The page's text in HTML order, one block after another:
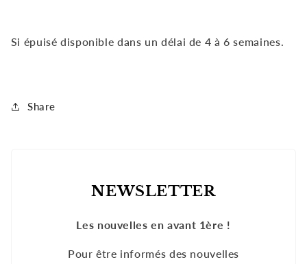
Si épuisé disponible dans un délai de 4 à 6 semaines.
Share
NEWSLETTER
Les nouvelles en avant 1ère !
Pour être informés des nouvelles